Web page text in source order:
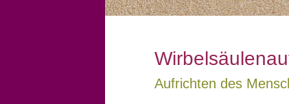
Aufrichten des